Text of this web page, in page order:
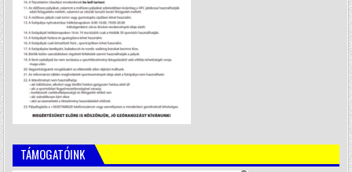
TÁMOGATÓINK